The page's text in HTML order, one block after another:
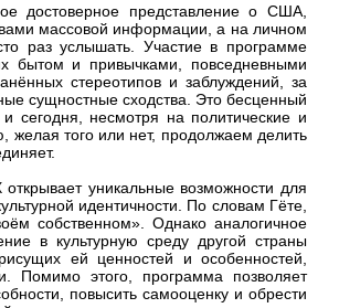
достоверное представление о США,
массовой информации, а на личном
раз услышать. Участие в программе
бытом и привычками, повседневными
стереотипов и заблуждений, за
сущностные сходства. Это бесценный
сегодня, несмотря на политические и
желая того или нет, продолжаем делить
уникальные возможности для
идентичности. По словам Гёте,
собственном». Однако аналогичное
в культурную среду другой страны
ей ценностей и особенностей,
Помимо этого, программа позволяет
повысить самооценку и обрести